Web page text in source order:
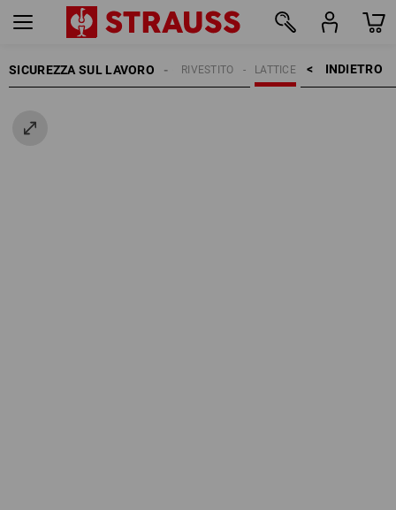
SICUREZZA SUL LAVORO INDIETRO    >
LATTICE
RIVESTITO
GUANTI